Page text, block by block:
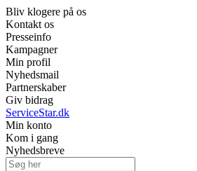
Bliv klogere på os
Kontakt os
Presseinfo
Kampagner
Min profil
Nyhedsmail
Partnerskaber
Giv bidrag
ServiceStar.dk
Min konto
Kom i gang
Nyhedsbreve